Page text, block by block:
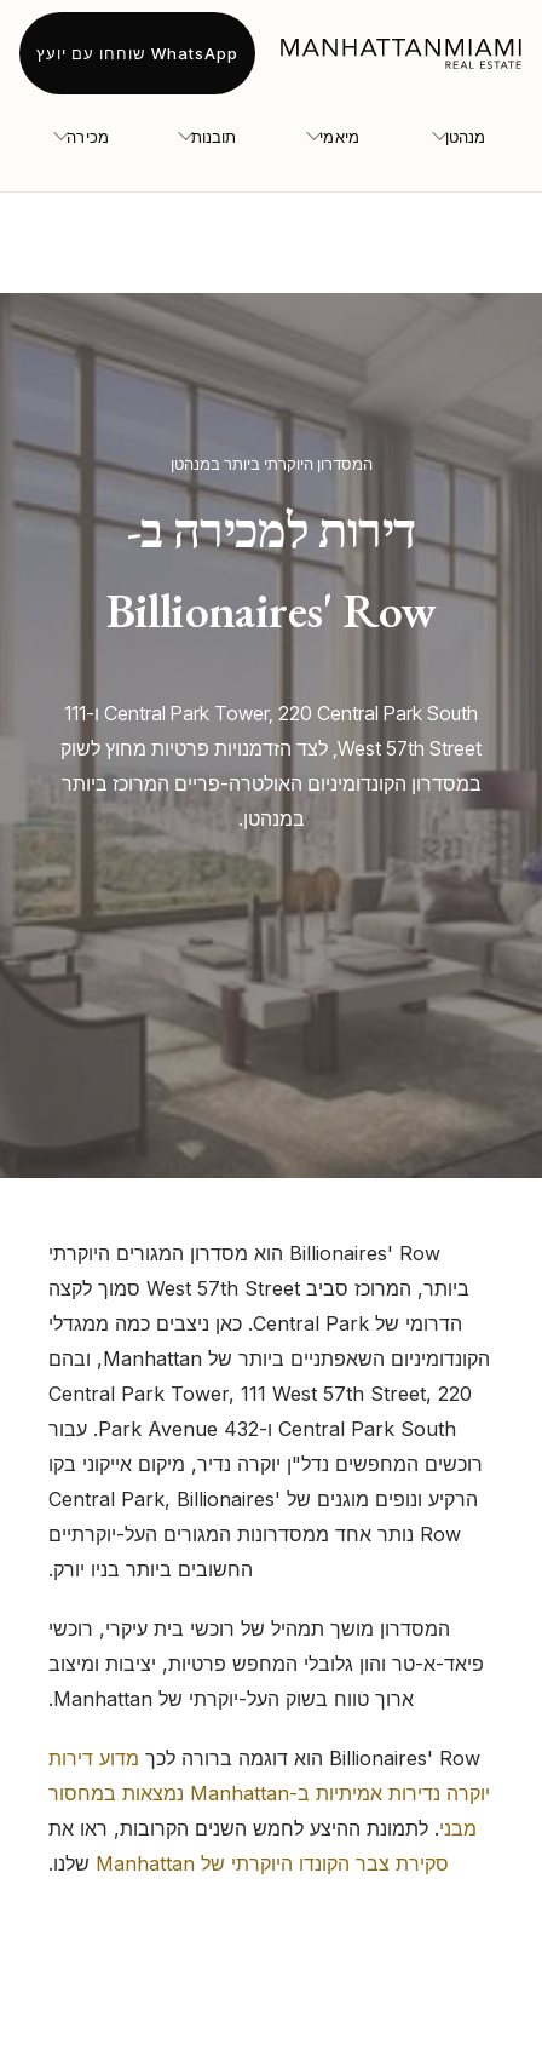
מנהטן מיאמי תובנות מכירה
WhatsApp שוחחו עם יועץ
המסדרון היוקרתי ביותר במנהטן
דירות למכירה ב-
Billionaires' Row
Central Park Tower, 220 Central Park South ו-111
West 57th Street, לצד הזדמנויות פרטיות מחוץ לשוק
במסדרון הקונדומיניום האולטרה-פריים המרוכז ביותר
במנהטן.
Billionaires' Row הוא מסדרון המגורים היוקרתי
ביותר, המרוכז סביב West 57th Street סמוך לקצה
הדרומי של Central Park. כאן ניצבים כמה ממגדלי
הקונדומיניום השאפתניים ביותר של Manhattan, ובהם
Central Park Tower, 111 West 57th Street, 220
Central Park South ו-432 Park Avenue. עבור
רוכשים המחפשים נדל"ן יוקרה נדיר, מיקום אייקוני בקו
הרקיע ונופים מוגנים של Central Park, Billionaires'
Row נותר אחד ממסדרונות המגורים העל-יוקרתיים
החשובים ביותר בניו יורק.
המסדרון מושך תמהיל של רוכשי בית עיקרי, רוכשי
פיאד-א-טר והון גלובלי המחפש פרטיות, יציבות ומיצוב
ארוך טווח בשוק העל-יוקרתי של Manhattan.
Billionaires' Row הוא דוגמה ברורה לכך
מדוע דירות
יוקרה נדירות אמיתיות ב-Manhattan נמצאות במחסור
מבני. לתמונת ההיצע לחמש השנים הקרובות, ראו את
סקירת צבר הקונדו היוקרתי של Manhattan
שלנו.